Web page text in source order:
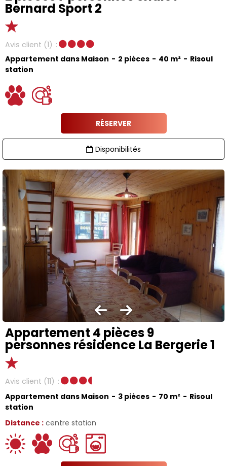
Bernard Sport 2
Avis client (1)
Appartement dans Maison
2 pièces 40 m²
Risoul
station
RÉSERVER
Disponibilités
Appartement 4 pièces 9
personnes résidence La Bergerie 1
Avis client (11)
Distance : centre station
Appartement dans Maison 3 pièces 70 m²
Risoul
station